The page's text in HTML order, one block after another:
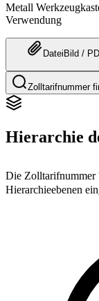
Metall
Verwendung
Datei Bild /
Zolltarifnummer
Hierarchie
Die Zolltarifnummer
Hierarchieebenen